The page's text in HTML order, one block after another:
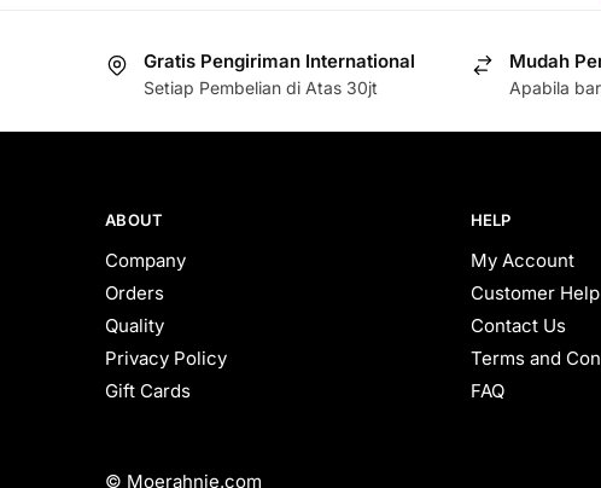
Gratis Pengiriman International
Setiap Pembelian di Atas 30jt
Mudah
Apabila
ABOUT
Company
Orders
Quality
Privacy Policy
Gift Cards
HELP
My Account
Customer Help
Contact Us
Terms and
FAQ
© Moerahnie.com